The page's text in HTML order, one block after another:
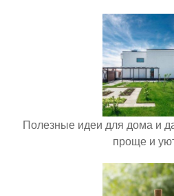
Полезные идеи для дома и
проще и